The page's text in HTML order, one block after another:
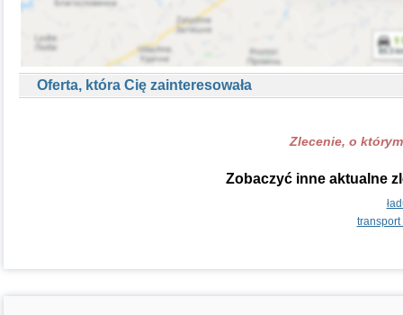
Oferta, która Cię zainteresowała
Zlecenie, o
Zobaczyć inne aktualne